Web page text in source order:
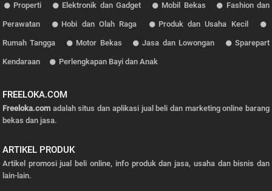
Properti Elektronik dan Gadget Mobil Bekas Fashion dan
Perawatan Hobi dan Olah Raga Produk dan Usaha Kecil
Rumah Tangga Motor Bekas Jasa dan Lowongan Sparepart
Kendaraan Perlengkapan Bayi dan Anak
FREELOKA.COM
Freeloka.comadalah situs dan aplikasi jual beli dan marketing online barang
bekas dan jasa.
ARTIKEL PRODUK
Artikel promosi jual beli online, info produk dan jasa, usaha dan bisnis dan
lain-lain.